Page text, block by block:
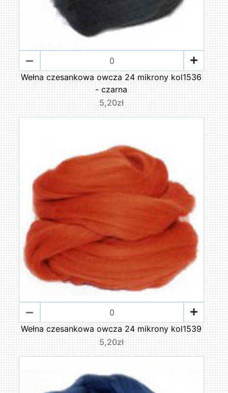
Wełna czesankowa owcza 24 mikrony kol1536
- czarna
5,20zł
Wełna czesankowa owcza 24 mikrony kol1539
5,20zł